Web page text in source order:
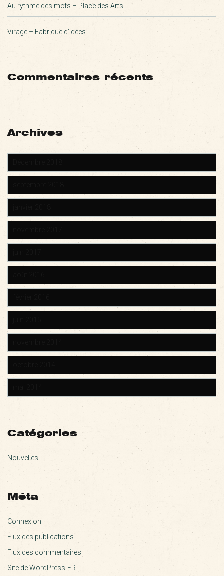
Au rythme des mots – Place des Arts
Virage – Fabrique d’idées
Commentaires récents
Archives
Catégories
Nouvelles
Méta
Connexion
Flux des publications
Flux des commentaires
Site de WordPress-FR